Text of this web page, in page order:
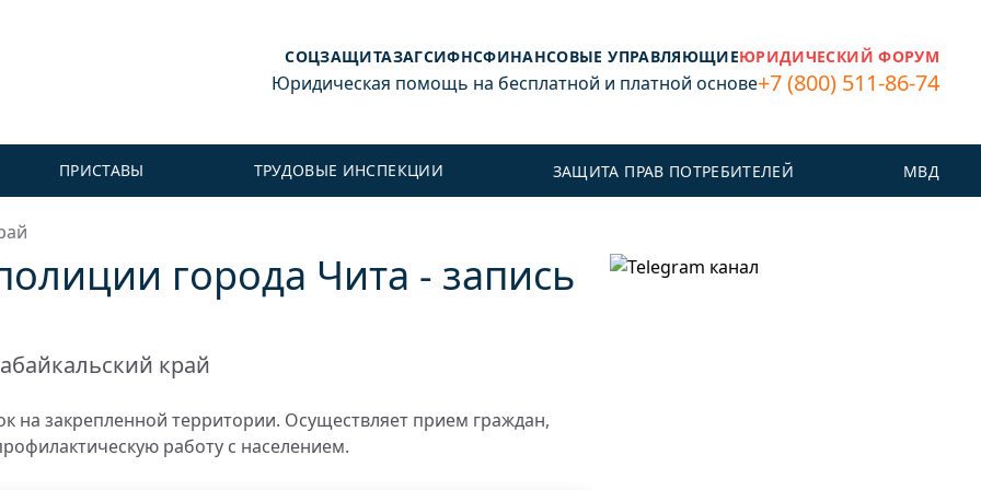
СОЦЗАЩИТАЗАГСИФНСФИНАНСОВЫЕ УПРАВЛЯЮЩИЕЮРИДИЧЕСКИЙ ФОРУМ
Юридическая помощь на бесплатной и платной основе+7 (800) 511-86-74
ПРИСТАВЫ ТРУДОВЫЕ ИНСПЕКЦИИ ЗАЩИТА ПРАВ ПОТРЕБИТЕЛЕЙ МВД
города Чита - запись
край
закрепленной территории. Осуществляет прием граждан,
работу с населением.